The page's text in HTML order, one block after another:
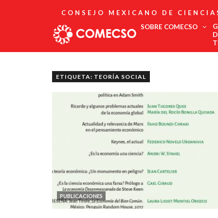
CONSEJO MEXICANO DE
SOBRE COMECSO
Asociados
Estatutos
Fundadores
Comité Editorial
Boletín
ETIQUETA: TEORÍA SOCIAL
PUBLICACIONES